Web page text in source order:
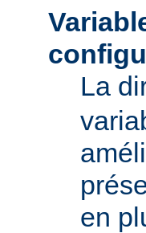
La
en